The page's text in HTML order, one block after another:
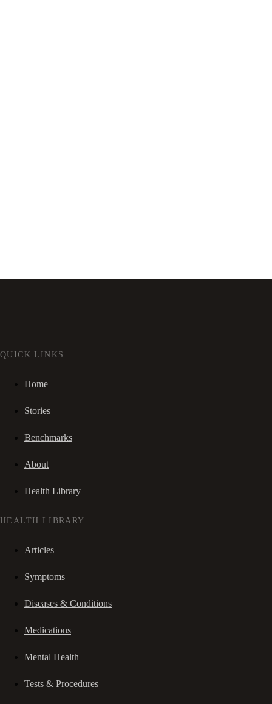
QUICK LINKS
Home
Stories
Benchmarks
About
Health Library
HEALTH LIBRARY
Articles
Symptoms
Diseases & Conditions
Medications
Mental Health
Tests & Procedures